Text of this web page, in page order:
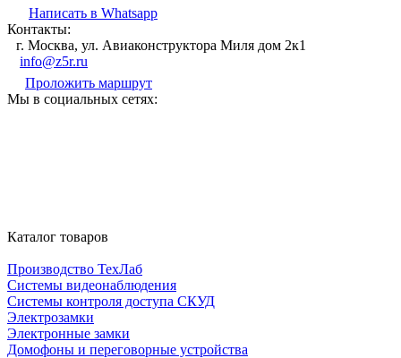
Написать в Whatsapp
Контакты:
г. Москва, ул. Авиаконструктора Миля дом 2к1
info@z5r.ru
Проложить маршрут
Мы в социальных сетях:
Каталог товаров
Производство ТехЛаб
Системы видеонаблюдения
Системы контроля доступа СКУД
Электрозамки
Электронные замки
Домофоны и переговорные устройства